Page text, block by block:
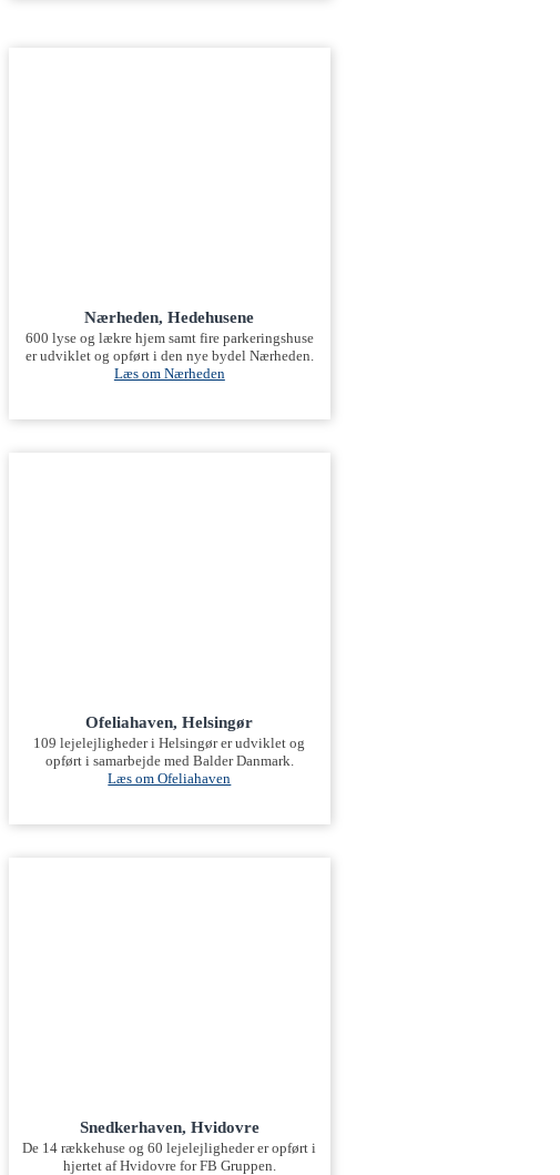
Nærheden, Hedehusene
600 lyse og lækre hjem samt fire parkeringshuse
er udviklet og opført i den nye bydel Nærheden.
Læs om Nærheden
Ofeliahaven, Helsingør
109 lejelejligheder i Helsingør er udviklet og
opført i samarbejde med Balder Danmark.
Læs om Ofeliahaven
Snedkerhaven, Hvidovre
De 14 rækkehuse og 60 lejelejligheder er opført i
hjertet af Hvidovre for FB Gruppen.